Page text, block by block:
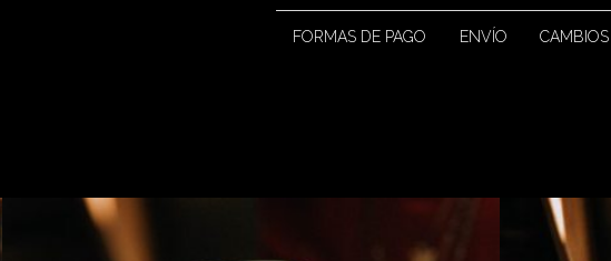
FORMAS DE PAGO ENVÍO CAMBIOS